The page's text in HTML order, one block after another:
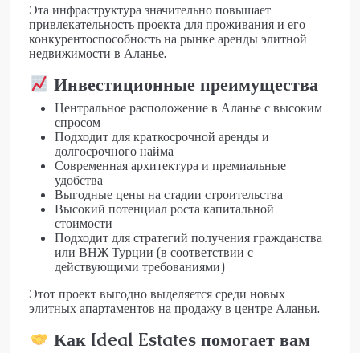
Эта инфраструктура значительно повышает
привлекательность проекта для проживания и его
конкурентоспособность на рынке аренды элитной
недвижимости в Аланье.
Инвестиционные преимущества
Центральное расположение в Аланье с высоким
спросом
Подходит для краткосрочной аренды и
долгосрочного найма
Современная архитектура и премиальные
удобства
Выгодные цены на стадии строительства
Высокий потенциал роста капитальной
стоимости
Подходит для стратегий получения гражданства
или ВНЖ Турции (в соответствии с
действующими требованиями)
Этот проект выгодно выделяется среди новых
элитных апартаментов на продажу в центре Аланьи.
Как Ideal Estates помогает вам